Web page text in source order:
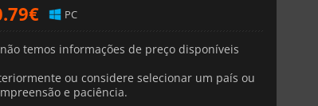
€ PC
temos informações de preço disponíveis
ou considere selecionar um país ou
e paciência.